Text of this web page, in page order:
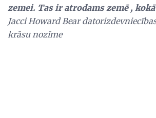
zemei. Tas ir atrodams zemē ,
Jacci Howard Bear
krāsu nozīme